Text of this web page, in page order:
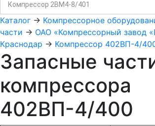
Компрессор 2ВМ4-8/401
Каталог -> Компрессорное
части -> ОАО «Компрессорный завод
Краснодар -> Компрессор 402ВП-4/
Запасные
компрессора
402ВП-4/400